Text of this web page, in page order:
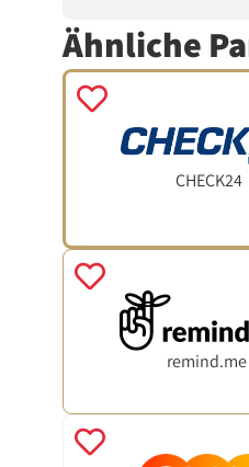
Ähnliche
CHECK24
remind.me